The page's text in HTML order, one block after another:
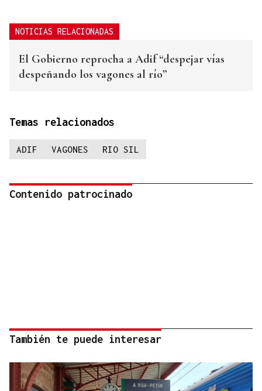
NOTICIAS RELACIONADAS
El Gobierno reprocha a Adif “despejar vías
despeñando los vagones al río”
Temas relacionados
ADIF VAGONES RIO SIL
Contenido patrocinado
También te puede interesar